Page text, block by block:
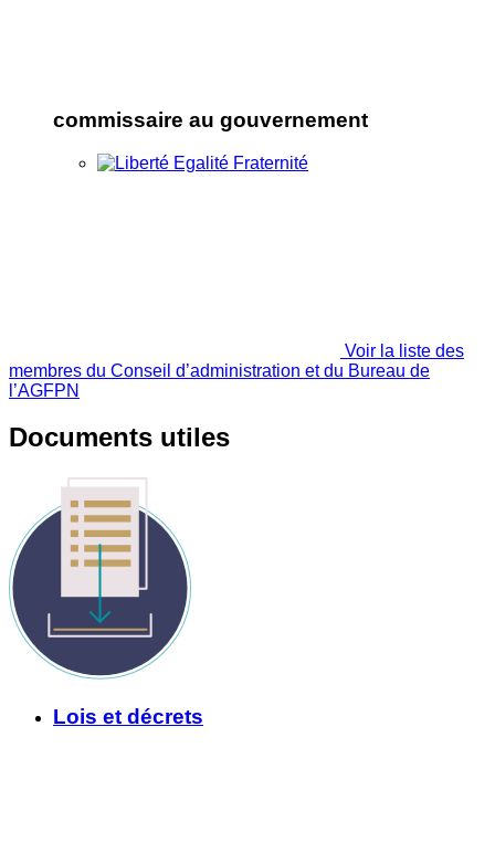
commissaire au gouvernement
Voir la liste des
membres du Conseil d’administration et du Bureau de
l’AGFPN
Documents utiles
Lois et décrets